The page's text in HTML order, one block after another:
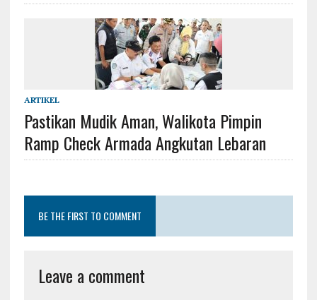
ARTIKEL
Pastikan Mudik Aman, Walikota Pimpin
Ramp Check Armada Angkutan Lebaran
BE THE FIRST TO COMMENT
Leave a comment